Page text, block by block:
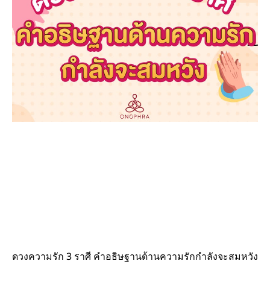
ดวงความรัก 3 ราศี คำอธิษฐานด้านความรักกำลังจะสมหวัง